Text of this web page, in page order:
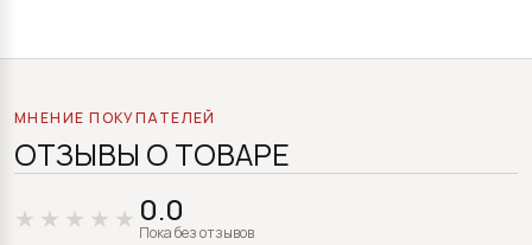
МНЕНИЕ ПОКУПАТЕЛЕЙ
ОТЗЫВЫ О ТОВАРЕ
0.0
Пока без отзывов